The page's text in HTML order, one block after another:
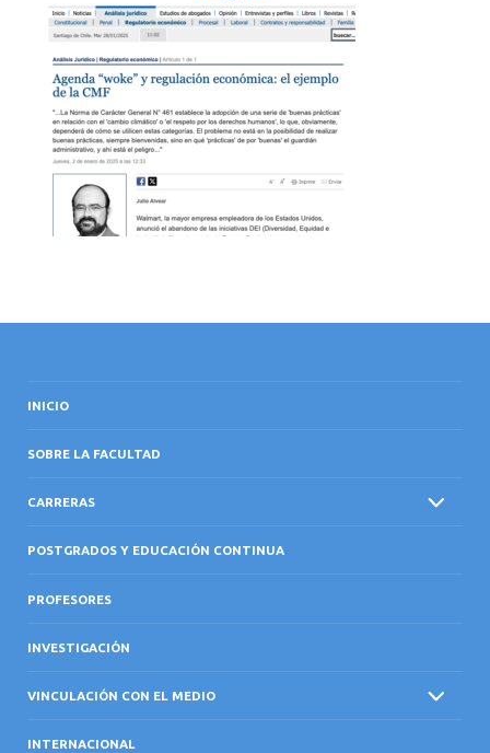
INTERNACIONAL
INICIO
SOBRE LA FACULTAD
CARRERAS
POSTGRADOS Y EDUCACIÓN CONTINUA
PROFESORES
INVESTIGACIÓN
VINCULACIÓN CON EL MEDIO
INTERNACIONAL